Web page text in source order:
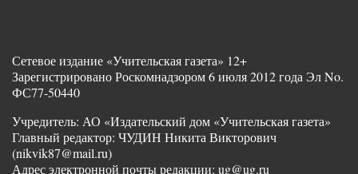
Сетевое издание «Учительская газета» 12+
Зарегистрировано Роскомнадзором 6 июля 2012 года Эл No.
ФС77-50440
Учредитель: АО «Издательский дом «Учительская газета»
Главный редактор: ЧУДИН Никита Викторович
(nikvik87@mail.ru)
Адрес электронной почты редакции: ug@ug.ru